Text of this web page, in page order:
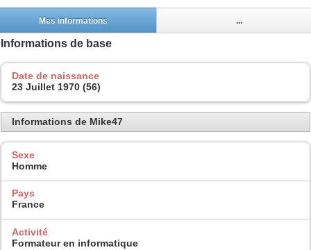
Mes informations ...
Informations de base
Date de naissance
23 Juillet 1970 (56)
Informations de Mike47
Sexe
Homme
Pays
France
Activité
Formateur en informatique